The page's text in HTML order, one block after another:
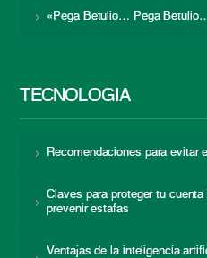
«Pega Betulio… Pega
TECNOLOGÍA
Recomendaciones para evitar
Claves para proteger tu
prevenir estafas
Ventajas de la inteligencia